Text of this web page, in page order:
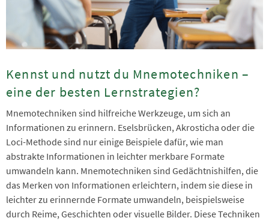
Kennst und nutzt du Mnemotechniken –
eine der besten Lernstrategien?
Mnemotechniken sind hilfreiche Werkzeuge, um sich an
Informationen zu erinnern. Eselsbrücken, Akrosticha oder die
Loci-Methode sind nur einige Beispiele dafür, wie man
abstrakte Informationen in leichter merkbare Formate
umwandeln kann. Mnemotechniken sind Gedächtnishilfen, die
das Merken von Informationen erleichtern, indem sie diese in
leichter zu erinnernde Formate umwandeln, beispielsweise
durch Reime, Geschichten oder visuelle Bilder. Diese Techniken